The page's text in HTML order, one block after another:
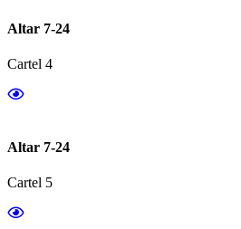
Altar 7-24
Cartel 4
Altar 7-24
Cartel 5